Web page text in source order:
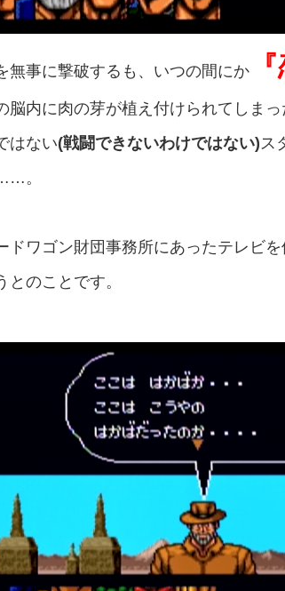
無事に撃破するも、いつの間にか
脳内に肉の芽が植え付けられてしまっ
はない(戦闘できないわけではない)ス
。
ドワゴン財団事務所にあったテレビ
とのことです。